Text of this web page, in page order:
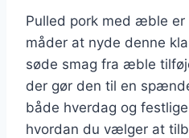
Pulled pork med æble
måder at nyde denne
søde smag fra æble
der gør den til en
både hverdag og
hvordan du vælger at